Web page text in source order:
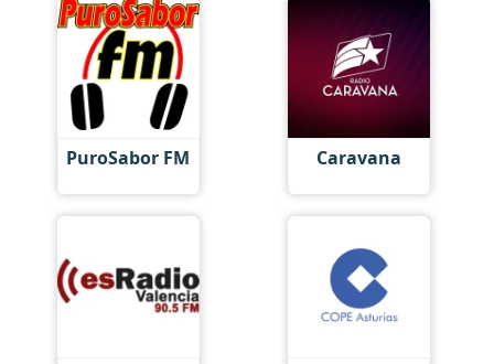
PuroSabor FM Caravana